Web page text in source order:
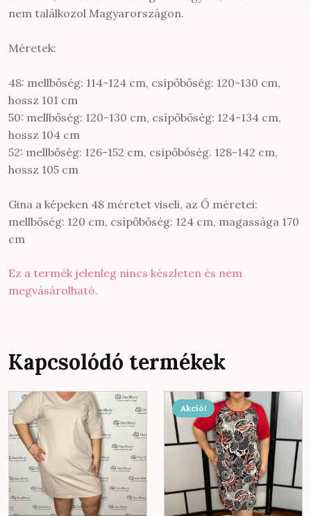
nem találkozol Magyarországon.
Méretek:
48: mellbőség: 114-124 cm, csípőbőség: 120-130 cm,
hossz 101 cm
50: mellbőség: 120-130 cm, csípőbőség: 124-134 cm,
hossz 104 cm
52: mellbőség: 126-152 cm, csípőbőség. 128-142 cm,
hossz 105 cm
Gina a képeken 48 méretet viseli, az Ő méretei:
mellbőség: 120 cm, csípőbőség: 124 cm, magassága 170
cm
Ez a termék jelenleg nincs készleten és nem
megvásárolható.
Kapcsolódó termékek
Akció!
Ennek
terméknek
több
variációja